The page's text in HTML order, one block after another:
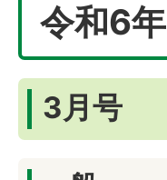
令和6年
3月号